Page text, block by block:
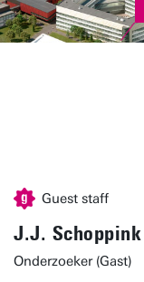
Guest staff
J.J.
Onderzoeker (Gast)